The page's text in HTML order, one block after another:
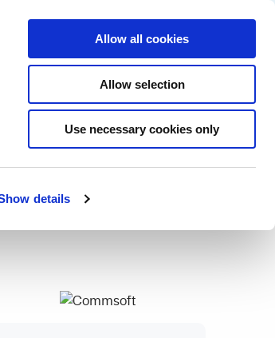
details
Allow all cookies
Allow selection
Use necessary cookies only
Get a free trial